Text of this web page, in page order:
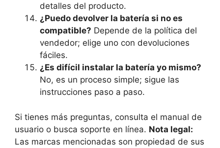
detalles del producto.
¿Puedo devolver la batería si no es
compatible? Depende de la política del
vendedor; elige uno con devoluciones
fáciles.
¿Es difícil instalar la batería yo mismo?
No, es un proceso simple; sigue las
instrucciones paso a paso.
Si tienes más preguntas, consulta el manual de
usuario o busca soporte en línea. Nota legal:
Las marcas mencionadas son propiedad de sus